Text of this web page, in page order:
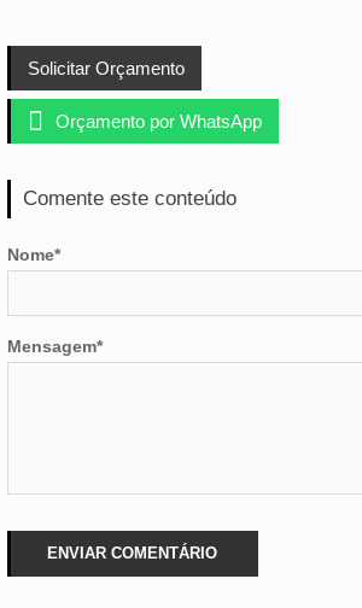
Solicitar Orçamento
 Orçamento por WhatsApp
Comente este conteúdo
Nome*
Mensagem*